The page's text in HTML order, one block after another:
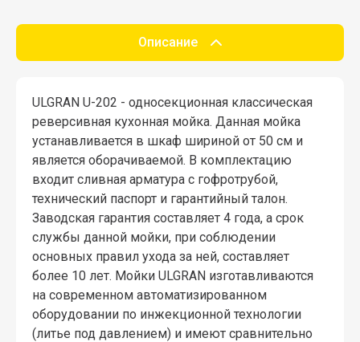
Описание
ULGRAN U-202 - односекционная классическая
реверсивная кухонная мойка. Данная мойка
устанавливается в шкаф шириной от 50 см и
является оборачиваемой. В комплектацию
входит сливная арматура с гофротрубой,
технический паспорт и гарантийный талон.
Заводская гарантия составляет 4 года, а срок
службы данной мойки, при соблюдении
основных правил ухода за ней, составляет
более 10 лет. Мойки ULGRAN изготавливаются
на современном автоматизированном
оборудовании по инжекционной технологии
(литье под давлением) и имеют сравнительно